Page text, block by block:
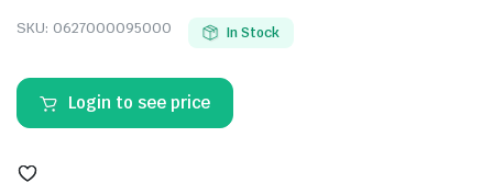
SKU: 0627000095000 In Stock
Login to see price